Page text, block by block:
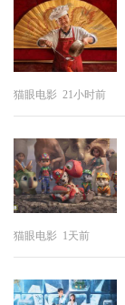
猫眼电影 21小时前
猫眼电影 1天前